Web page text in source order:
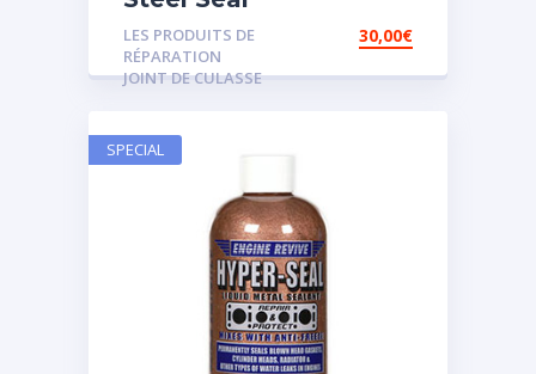
LES PRODUITS DE
RÉPARATION
JOINT DE CULASSE
30,00€
SPECIAL